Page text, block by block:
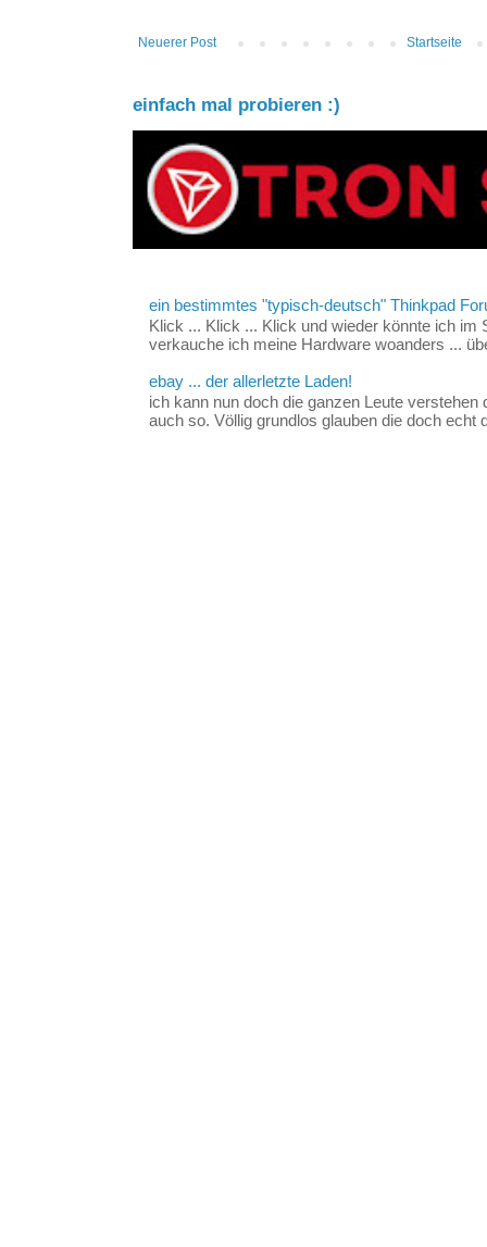
Neuerer Post Startseite
einfach mal probieren :)
ein bestimmtes "typisch-deutsch" Thinkpad
Klick ... Klick ... Klick und wieder könnte ich im
verkauche ich meine Hardware woanders ...
ebay ... der allerletzte Laden!
ich kann nun doch die ganzen Leute
auch so. Völlig grundlos glauben die doch echt